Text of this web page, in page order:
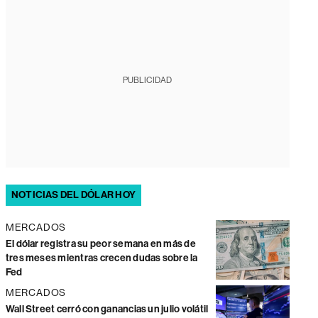
PUBLICIDAD
NOTICIAS DEL DÓLAR HOY
MERCADOS
El dólar registra su peor semana en más de
tres meses mientras crecen dudas sobre la
Fed
MERCADOS
Wall Street cerró con ganancias un julio volátil